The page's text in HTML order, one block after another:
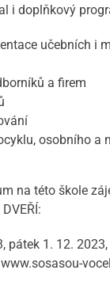
i doplňkový
učebních i
a firem
osobního a
na této škole
pátek 1. 12.